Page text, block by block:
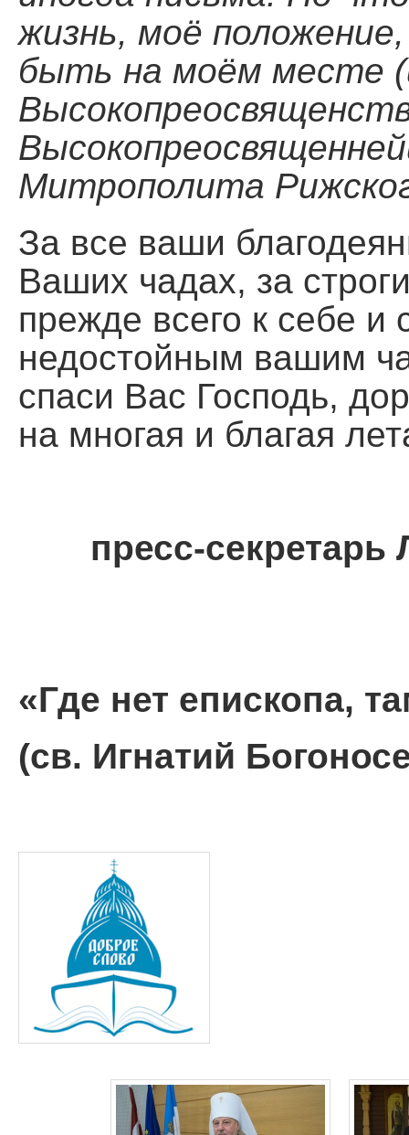
жизнь, моё
быть на моём месте
Митрополита
За все ваши
Ваших чадах, за
прежде всего к себе и
недостойным вашим
спаси Вас Господь,
на многая и благая
пресс-
«Где нет епископа,
(св. Игнатий